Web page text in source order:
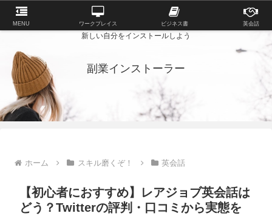
新しい自分をインストールしよう
副業インストーラー
ホーム スキル磨くぞ！ 英会話
【初心者におすすめ】レアジョブ英会話は
どう？Twitterの評判・口コミから実態を
MENU ワークプレイス ビジネス書 英会話